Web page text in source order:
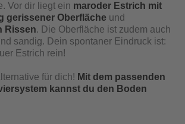
Vor dir liegt ein maroder Estrich mit
gerissener Oberfläche und
Rissen. Die Oberfläche ist zudem auch
sandig. Dein spontaner Eindruck ist:
Estrich rein!
für dich! Mit dem passenden
kannst du den Boden